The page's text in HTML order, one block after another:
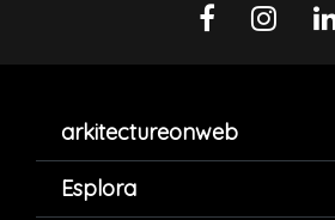
arkitectureonweb
Esplora